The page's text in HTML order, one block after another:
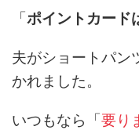
「 ポイントカード
夫がショートパン
かれました。
いつもなら「 要り